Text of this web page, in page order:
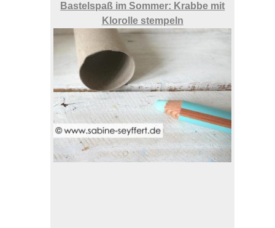
Bastelspaß im Sommer: Krabbe mit
Klorolle stempeln